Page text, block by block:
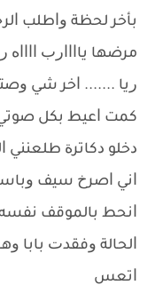
ﺑﺄﺧﺮ ﻟﺤﻈﺔ ﻭﺍﻃﻠﺐ
ﻣﺮﺿﻬﺎ ﻳﺎﺍﺍﺍﺭﺏ ﺍﺍﺍﺍﻩ
ﺭﻳﺎ ....... ﺍﺧﺮ ﺷﻲ
ﻛﻤﺖ ﺍﻋﻴﻂ ﺑﻜﻞ
ﺩﺧﻠﻮ ﺩﻛﺎﺗﺮﺓ
ﺍﻧﻲ ﺍﺻﺮﺥ ﺳﻴﻒ
ﺍﻧﺤﻂ ﺑﺎﻟﻤﻮﻗﻒ
ﺍﻟﺤﺎﻟﺔ ﻭﻓﻘﺪﺕ
ﺍﺗﻌﺲ